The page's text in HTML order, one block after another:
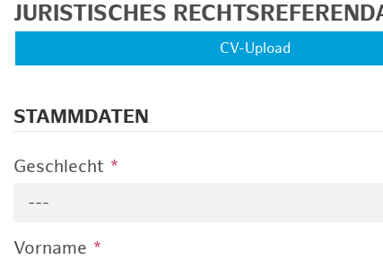
JURISTISCHES
CV-Upload
STAMMDATEN
Geschlecht *
---
Vorname *